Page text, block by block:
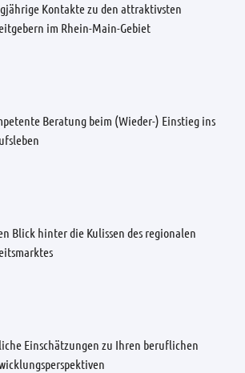
Kontakte zu den attraktivsten
im Rhein-Main-Gebiet
Beratung beim (Wieder-) Einstieg ins
Blick hinter die Kulissen des regionalen
Einschätzungen zu Ihren beruflichen